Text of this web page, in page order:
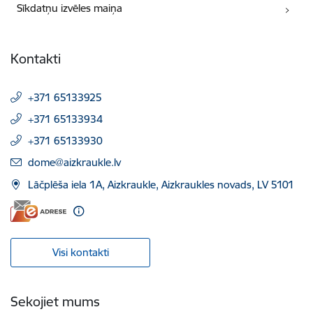
Sīkdatņu izvēles maiņa
Kontakti
+371 65133925
+371 65133934
+371 65133930
E-pasts:
dome@aizkraukle.lv
Lāčplēša iela 1A, Aizkraukle, Aizkraukles novads, LV 5101
Visi kontakti
Sekojiet mums